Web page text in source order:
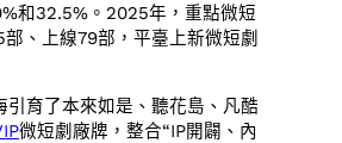
和32.5%。2025年，重點微短
、上線79部，平臺上新微短劇
引育了本來如是、聽花島、凡酷
微短劇廠牌，整合“IP開闢、內